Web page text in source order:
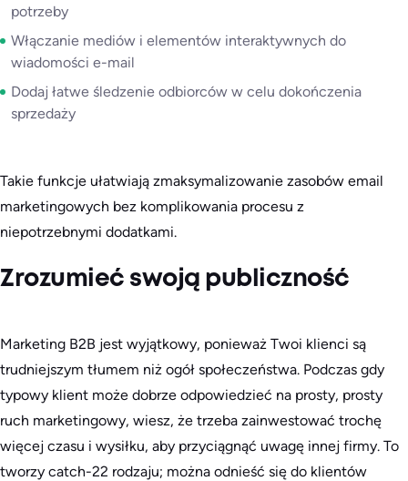
potrzeby
Włączanie mediów i elementów interaktywnych do
wiadomości e-mail
Dodaj łatwe śledzenie odbiorców w celu dokończenia
sprzedaży
Takie funkcje ułatwiają zmaksymalizowanie zasobów email
marketingowych bez komplikowania procesu z
niepotrzebnymi dodatkami.
Zrozumieć swoją publiczność
Marketing B2B jest wyjątkowy, ponieważ Twoi klienci są
trudniejszym tłumem niż ogół społeczeństwa. Podczas gdy
typowy klient może dobrze odpowiedzieć na prosty, prosty
ruch marketingowy, wiesz, że trzeba zainwestować trochę
więcej czasu i wysiłku, aby przyciągnąć uwagę innej firmy. To
tworzy catch-22 rodzaju; można odnieść się do klientów